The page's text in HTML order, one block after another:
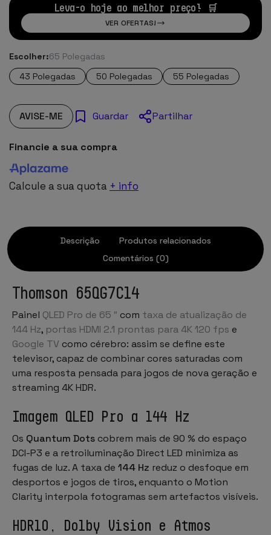
Leva-o hoje ao melhor preço! 🛒
VER OFERTAS!
Escolher:65 Polegadas
43 Polegadas
50 Polegadas 55 Polegadas
AVISE-ME Guardar Partilhar
Financie a sua compra
Calcule a sua quota + info
Descrição
Produtos relacionados
Comentários (0)
Thomson 65QG7C14
Painel QLED Pro de 65 ″ com taxa de atualização de
144 Hz, portas HDMI 2.1 prontas para 4K 120 fps e
Google TV como cérebro: assim se define este
televisor, capaz de combinar cores saturadas com
uma resposta pensada para jogos de nova geração e
streaming 4K HDR.
Imagem QLED Pro a 144 Hz
Os Quantum Dots cobrem mais de 90 % do espaço
DCI-P3 e a retroiluminação Direct LED minimiza as
fugas de luz. A taxa de 144 Hz reduz o desfoque em
desportos e jogos de tiros, enquanto o Motion
Clarity interpola fotogramas sem artefactos visíveis.
HDR10, Dolby Vision e Atmos